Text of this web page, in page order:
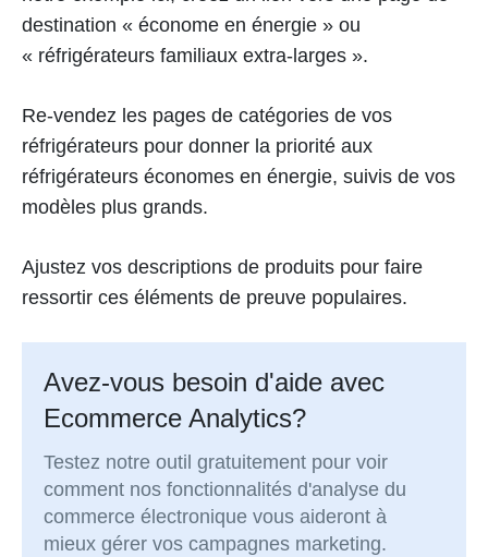
destination « économe en énergie » ou
« réfrigérateurs familiaux extra-larges ».
Re-vendez les pages de catégories de vos
réfrigérateurs pour donner la priorité aux
réfrigérateurs économes en énergie, suivis de vos
modèles plus grands.
Ajustez vos descriptions de produits pour faire
ressortir ces éléments de preuve populaires.
Avez-vous besoin d'aide avec
Ecommerce Analytics?
Testez notre outil gratuitement pour voir
comment nos fonctionnalités d'analyse du
commerce électronique vous aideront à
mieux gérer vos campagnes marketing.